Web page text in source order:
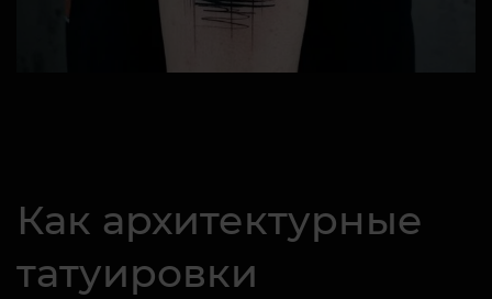
Как архитектурные
татуировки